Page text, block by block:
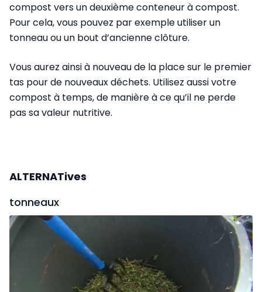
compost vers un deuxième conteneur à compost.
Pour cela, vous pouvez par exemple utiliser un
tonneau ou un bout d’ancienne clôture.
Vous aurez ainsi à nouveau de la place sur le premier
tas pour de nouveaux déchets. Utilisez aussi votre
compost à temps, de manière à ce qu’il ne perde
pas sa valeur nutritive.
ALTERNATives
tonneaux